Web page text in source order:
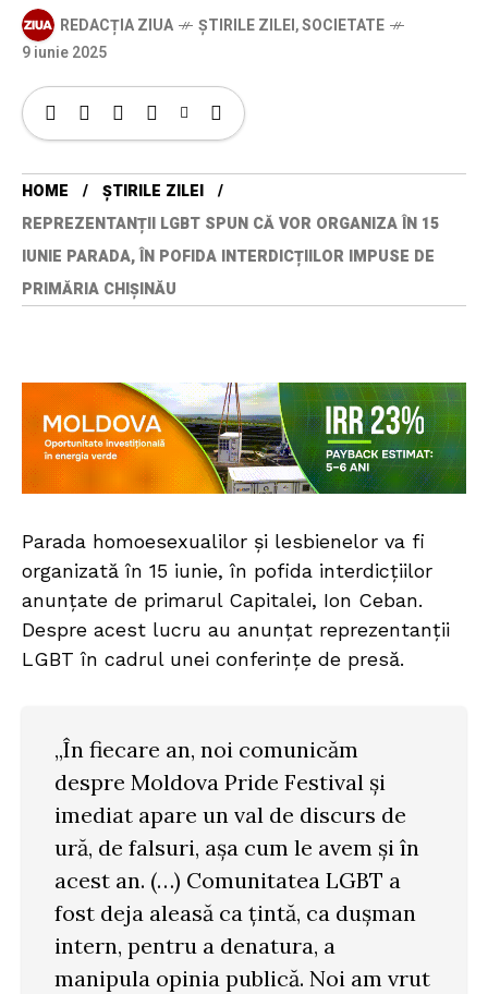
REDACȚIA ZIUA ȘTIRILE ZILEI,SOCIETATE
9 iunie 2025
HOME
ȘTIRILE ZILEI
REPREZENTANȚII LGBT SPUN CĂ VOR ORGANIZA ÎN 15
IUNIE PARADA, ÎN POFIDA INTERDICȚIILOR IMPUSE DE
PRIMĂRIA CHIȘINĂU
Parada homoesexualilor și lesbienelor va fi
organizată în 15 iunie, în pofida interdicțiilor
anunțate de primarul Capitalei, Ion Ceban.
Despre acest lucru au anunțat reprezentanții
LGBT în cadrul unei conferințe de presă.
„În fiecare an, noi comunicăm
despre Moldova Pride Festival și
imediat apare un val de discurs de
ură, de falsuri, așa cum le avem și în
acest an. (…) Comunitatea LGBT a
fost deja aleasă ca țintă, ca dușman
intern, pentru a denatura, a
manipula opinia publică. Noi am vrut